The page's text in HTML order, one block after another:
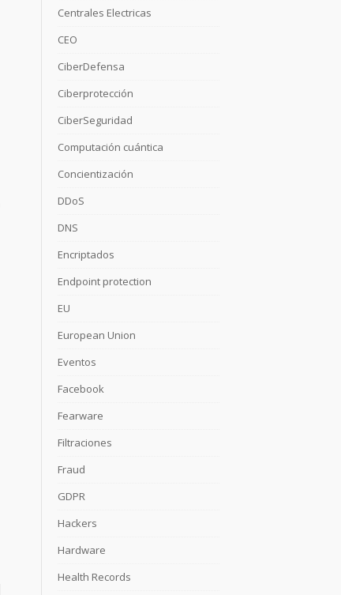
Centrales Electricas
CEO
CiberDefensa
Ciberprotección
CiberSeguridad
Computación cuántica
Concientización
DDoS
DNS
Encriptados
Endpoint protection
EU
European Union
Eventos
Facebook
Fearware
Filtraciones
Fraud
GDPR
Hackers
Hardware
Health Records